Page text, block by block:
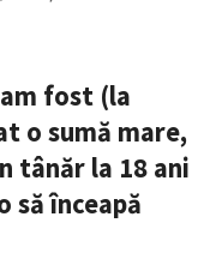
fost (la
o sumă mare,
tânăr la 18 ani
să înceapă